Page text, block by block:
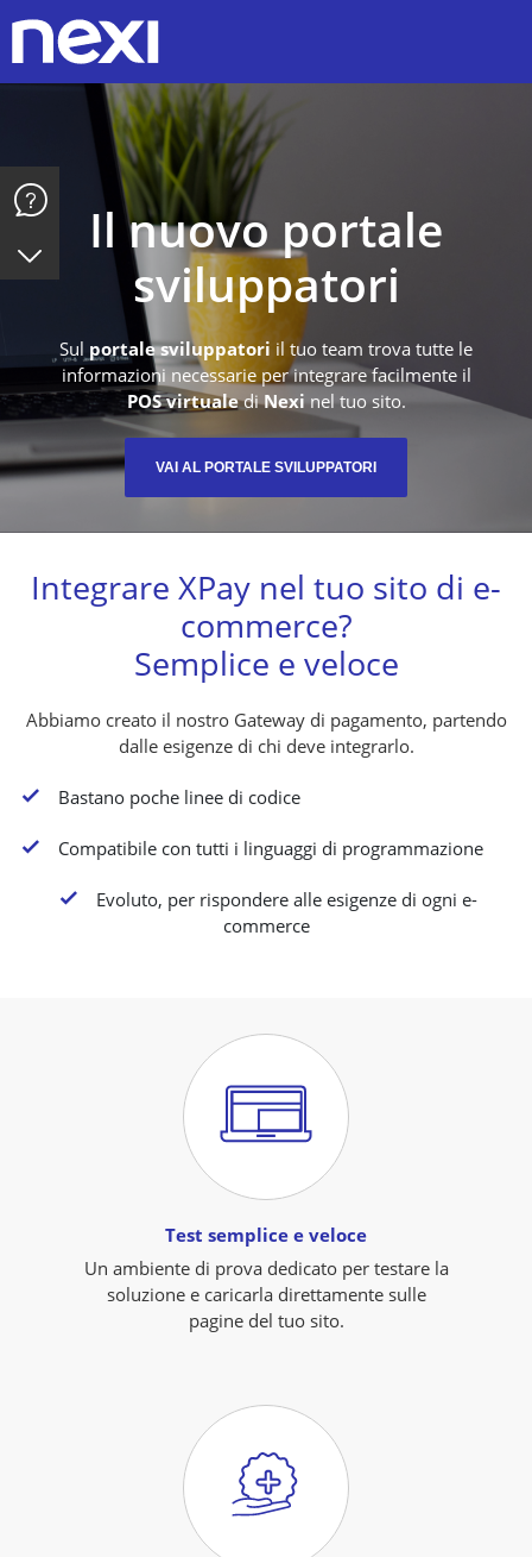
Il nuovo portale
sviluppatori
Sul portale sviluppatori il tuo team trova tutte le
informazioni necessarie per integrare facilmente il
POS virtualediNexinel tuo sito.
VAI AL PORTALE SVILUPPATORI
Integrare XPay nel tuo sito di e-
commerce?
Semplice e veloce
Abbiamo creato il nostro Gateway di pagamento, partendo
dalle esigenze di chi deve integrarlo.
K Bastano poche linee di codice
K Compatibile con tutti i linguaggi di programmazione
K
Evoluto, per rispondere alle esigenze di ogni e-
commerce
Test semplice e veloce
Un ambiente di prova dedicato per testare la
soluzione e caricarla direttamente sulle
pagine del tuo sito.
Y